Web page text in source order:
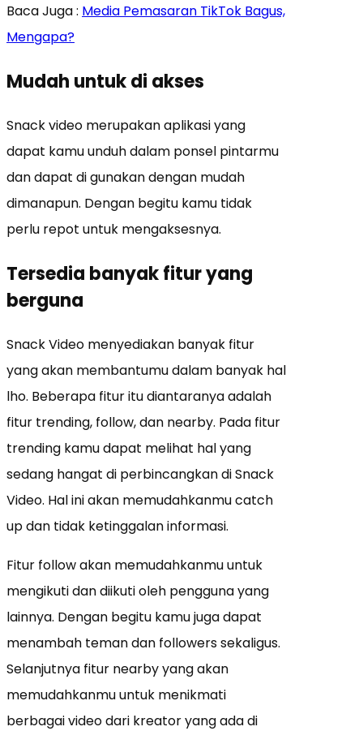
Baca Juga : Media Pemasaran TikTok Bagus,
Mengapa?
Mudah untuk di akses
Snack video merupakan aplikasi yang
dapat kamu unduh dalam ponsel pintarmu
dan dapat di gunakan dengan mudah
dimanapun. Dengan begitu kamu tidak
perlu repot untuk mengaksesnya.
Tersedia banyak fitur yang
berguna
Snack Video menyediakan banyak fitur
yang akan membantumu dalam banyak hal
lho. Beberapa fitur itu diantaranya adalah
fitur trending, follow, dan nearby. Pada fitur
trending kamu dapat melihat hal yang
sedang hangat di perbincangkan di Snack
Video. Hal ini akan memudahkanmu catch
up dan tidak ketinggalan informasi.
Fitur follow akan memudahkanmu untuk
mengikuti dan diikuti oleh pengguna yang
lainnya. Dengan begitu kamu juga dapat
menambah teman dan followers sekaligus.
Selanjutnya fitur nearby yang akan
memudahkanmu untuk menikmati
berbagai video dari kreator yang ada di